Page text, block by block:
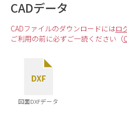
CADデータ
CADファイルのダウンロードにはロ
ご利用の前に必ずご一読ください（
図面DXFデータ